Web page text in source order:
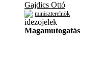
Gajdics Ottó
miniszterelnök
Magamutogatás